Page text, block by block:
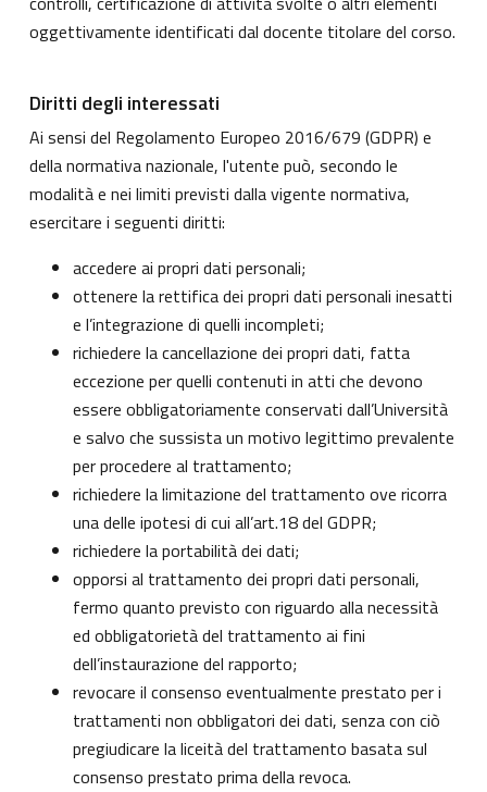
oggettivamente identificati dal docente titolare del corso.
Diritti degli interessati
Ai sensi del Regolamento Europeo 2016/679 (GDPR) e
della normativa nazionale, l'utente può, secondo le
modalità e nei limiti previsti dalla vigente normativa,
esercitare i seguenti diritti:
accedere ai propri dati personali;
ottenere la rettifica dei propri dati personali inesatti
e l’integrazione di quelli incompleti;
richiedere la cancellazione dei propri dati, fatta
eccezione per quelli contenuti in atti che devono
essere obbligatoriamente conservati dall’Università
e salvo che sussista un motivo legittimo prevalente
per procedere al trattamento;
richiedere la limitazione del trattamento ove ricorra
una delle ipotesi di cui all’art.18 del GDPR;
richiedere la portabilità dei dati;
opporsi al trattamento dei propri dati personali,
fermo quanto previsto con riguardo alla necessità
ed obbligatorietà del trattamento ai fini
dell’instaurazione del rapporto;
revocare il consenso eventualmente prestato per i
trattamenti non obbligatori dei dati, senza con ciò
pregiudicare la liceità del trattamento basata sul
consenso prestato prima della revoca.